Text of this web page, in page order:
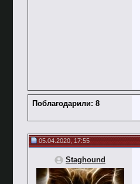
Поблагодарили: 8
05.04.2020, 17:55
Staghound